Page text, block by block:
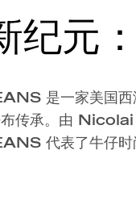
纪元
是一家美国西
传承。由
代表了牛仔时
新。GUESS
呈现 GUESS 的经典